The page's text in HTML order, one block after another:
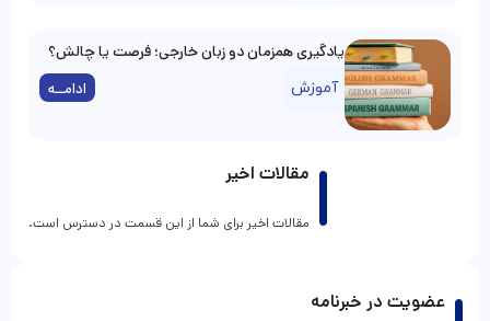
مقالات اخیر
مقالات اخیر برای شما از این قسمت در دسترس است.
یادگیری همزمان دو زبان خارجی؛ فرصت یا چالش؟
آموزش ادامــه
عضویت در خبرنامه